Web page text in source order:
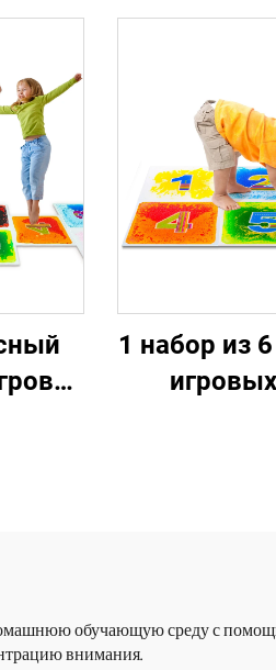
жидкие
лава
для
1 набор из
обучающую среду с
внимания.